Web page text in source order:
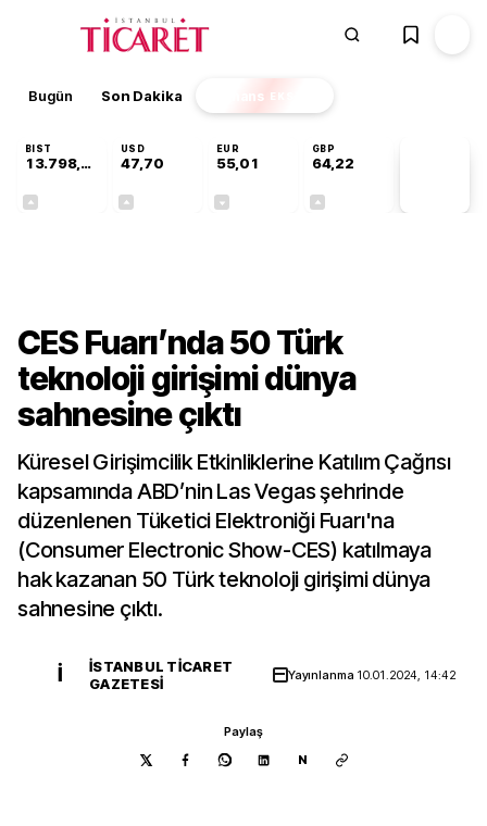
Bugün Son Dakika Finans EKSTRA
BIST
13.798,82
USD
47,70
EUR
55,01
GBP
64,22
CES Fuarı’nda 50 Türk
teknoloji girişimi dünya
sahnesine çıktı
Küresel Girişimcilik Etkinliklerine Katılım Çağrısı
kapsamında ABD’nin Las Vegas şehrinde
düzenlenen Tüketici Elektroniği Fuarı'na
(Consumer Electronic Show-CES) katılmaya
hak kazanan 50 Türk teknoloji girişimi dünya
sahnesine çıktı.
İ
İSTANBUL TICARET
GAZETESI
Yayınlanma 10.01.2024, 14:42
Paylaş
N